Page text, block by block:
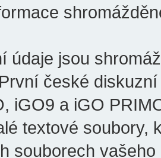
údaje jsou
české
iGO9 a iGO
textové soubory,
souborech